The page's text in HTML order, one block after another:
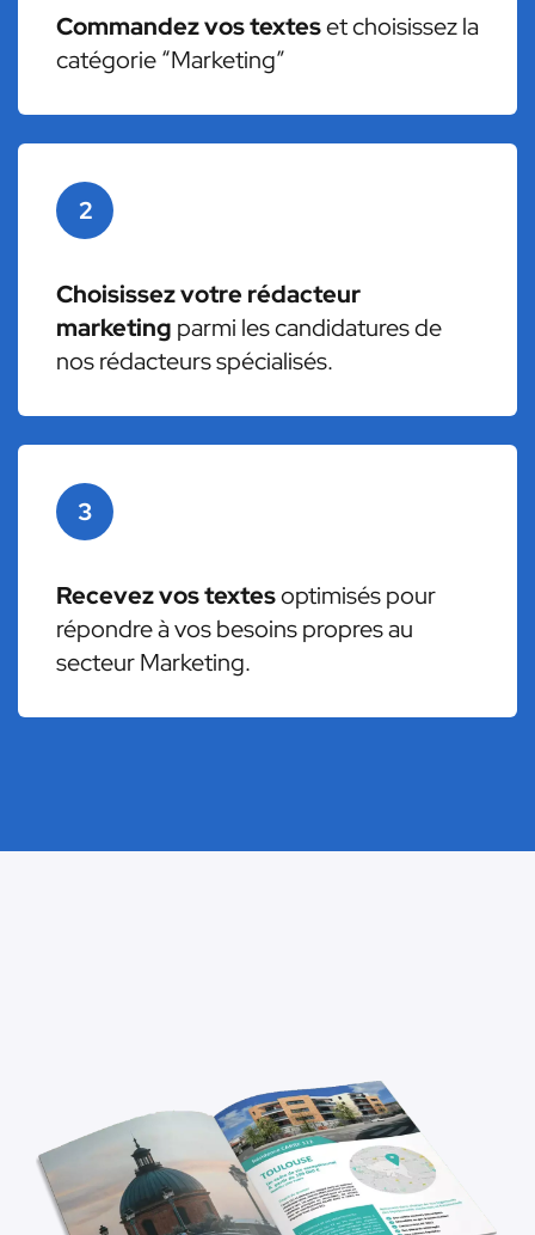
Commandez vos texteset choisissez la
catégorie “Marketing”
2
Choisissez votre rédacteur
marketing parmi les candidatures de
nos rédacteurs spécialisés.
3
Recevez vos textesoptimisés pour
répondre à vos besoins propres au
secteur Marketing.